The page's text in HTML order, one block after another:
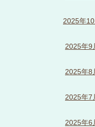
2025年10
2025年9
2025年8
2025年7
2025年6